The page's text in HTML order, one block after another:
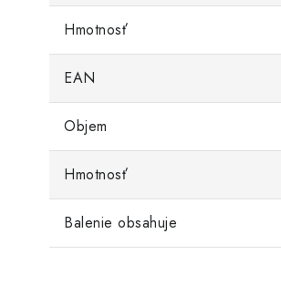
Hmotnosť
EAN
Objem
Hmotnosť
Balenie obsahuje